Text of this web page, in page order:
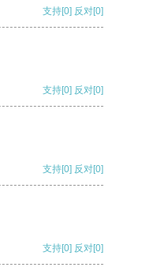
支持[0] 反对[0]
支持[0] 反对[0]
支持[0] 反对[0]
支持[0] 反对[0]